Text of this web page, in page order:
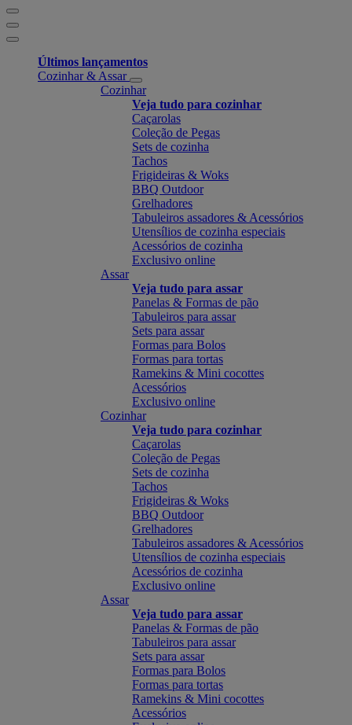
Últimos lançamentos
Cozinhar & Assar
Cozinhar
Veja tudo para cozinhar
Caçarolas
Coleção de Pegas
Sets de cozinha
Tachos
Frigideiras & Woks
BBQ Outdoor
Grelhadores
Tabuleiros assadores & Acessórios
Utensílios de cozinha especiais
Acessórios de cozinha
Exclusivo online
Assar
Veja tudo para assar
Panelas & Formas de pão
Tabuleiros para assar
Sets para assar
Formas para Bolos
Formas para tortas
Ramekins & Mini cocottes
Acessórios
Exclusivo online
Cozinhar
Veja tudo para cozinhar
Caçarolas
Coleção de Pegas
Sets de cozinha
Tachos
Frigideiras & Woks
BBQ Outdoor
Grelhadores
Tabuleiros assadores & Acessórios
Utensílios de cozinha especiais
Acessórios de cozinha
Exclusivo online
Assar
Veja tudo para assar
Panelas & Formas de pão
Tabuleiros para assar
Sets para assar
Formas para Bolos
Formas para tortas
Ramekins & Mini cocottes
Acessórios